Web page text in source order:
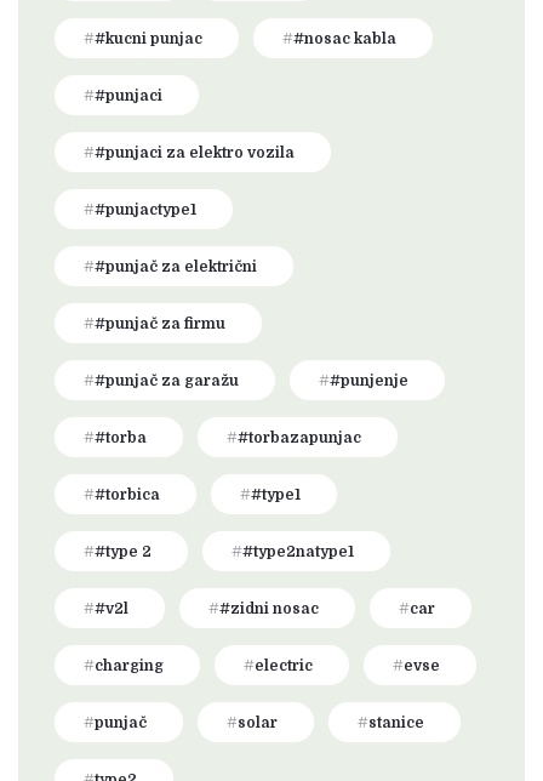
#kucni punjac #nosac kabla
#punjaci
#punjaci za elektro vozila
#punjactype1
#punjač za električni
#punjač za firmu
#punjač za garažu #punjenje
#torba #torbazapunjac
#torbica #type1
#type 2 #type2natype1
#v2l #zidni nosac car
charging electric evse
punjač solar stanice